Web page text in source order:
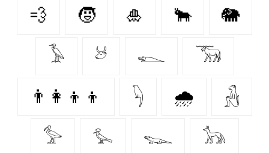
💨 🧒 🎍 🐂 🐘
𓅥 𓃾 𓆍 𓃝
👨‍👩‍👦‍👦 𓆐 🌧️ 𓃻
𓅞 𓅙 𓆊 𓃥